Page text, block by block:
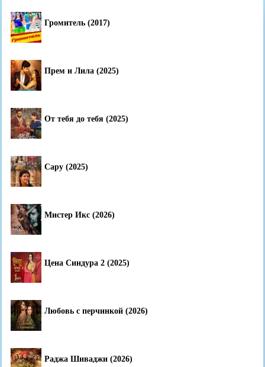
Громитель (2017)
Прем и Лила (2025)
От тебя до тебя (2025)
Сару (2025)
Мистер Икс (2026)
Цена Синдура 2 (2025)
Любовь с перчинкой (2026)
Раджа Шиваджи (2026)